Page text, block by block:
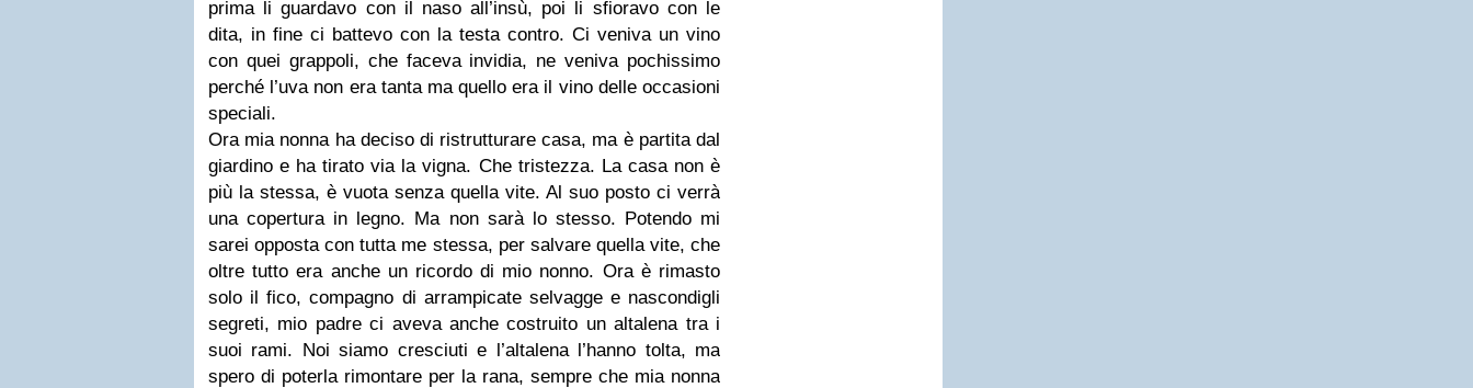
prima li guardavo con il naso all’insù, poi li sfioravo con le
dita, in fine ci battevo con la testa contro. Ci veniva un vino
con quei grappoli, che faceva invidia, ne veniva pochissimo
perché l’uva non era tanta ma quello era il vino delle occasioni
speciali.
Ora mia nonna ha deciso di ristrutturare casa, ma è partita dal
giardino e ha tirato via la vigna. Che tristezza. La casa non è
più la stessa, è vuota senza quella vite. Al suo posto ci verrà
una copertura in legno. Ma non sarà lo stesso. Potendo mi
sarei opposta con tutta me stessa, per salvare quella vite, che
oltre tutto era anche un ricordo di mio nonno. Ora è rimasto
solo il fico, compagno di arrampicate selvagge e nascondigli
segreti, mio padre ci aveva anche costruito un altalena tra i
suoi rami. Noi siamo cresciuti e l’altalena l’hanno tolta, ma
spero di poterla rimontare per la rana, sempre che mia nonna